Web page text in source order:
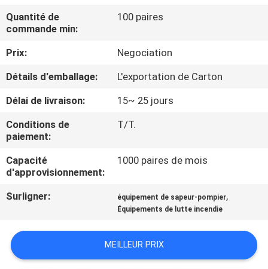
VISITE
D'USINE
CONTRÔLE
DE
QUALITÉ
COMPANY
NEWS
DU
SITE
Quantité de
commande min:
100 paires
Prix:
Negociation
Détails d'emballage:
L'exportation de Carton
Délai de livraison:
15~ 25 jours
Conditions de
paiement:
T/T.
Capacité
d'approvisionnement:
1000 paires de mois
Surligner: équipement de sapeur-pompier,
Équipements de lutte incendie
MEILLEUR PRIX